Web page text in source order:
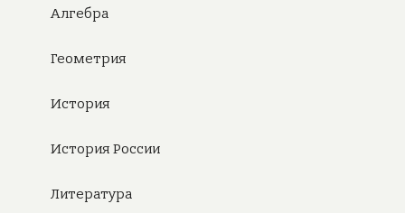
Алгебра
Геометрия
История
История России
Литература